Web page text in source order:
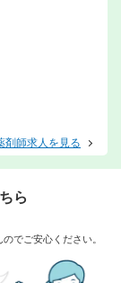
剤師求人を見る
ら
でご安心ください。